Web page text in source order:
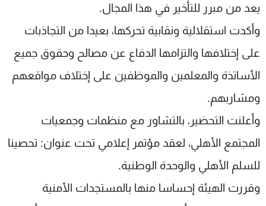
يعد من مبرر للتأخير في هذا المجال.
وأكدت استقلالية ونقابية تحركها، بعيدا من التجاذبات
على إختلافها والتزامها الدفاع عن مصالح وحقوق جميع
الأساتذة والمعلمين والموظفين على إختلاف مواقعهم
ومشاربهم.
وأعلنت التحضير، بالتشاور مع منظمات وجمعيات
المجتمع الأهلي، لعقد مؤتمر إعلامي تحت عنوان: تحصينا
للسلم الأهلي والوحدة الوطنية.
وقررت الهيئة إحساسا منها بالمستجدات الأمنية